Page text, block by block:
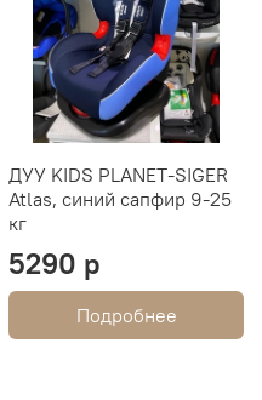
ДУУ KIDS PLANET-SIGER
Atlas, синий сапфир 9-25
кг
5290 р
Подробнее